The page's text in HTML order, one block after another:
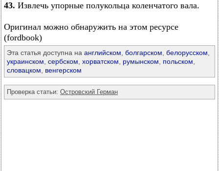
43. Извлечь упорные полукольца коленчатого вала.
Оригинал можно обнаружить на этом ресурсе
(fordbook)
Эта статья доступна на английском, болгарском, белорусском,
украинском, сербском, хорватском, румынском, польском,
словацком, венгерском
Проверка статьи: Островский Герман